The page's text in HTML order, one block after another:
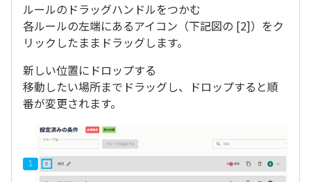
ルールのドラッグハンドルをつかむ
各ルールの左端にあるアイコン（下記図の [2]）をク
リックしたままドラッグします。
新しい位置にドロップする
移動したい場所までドラッグし、ドロップすると順
番が変更されます。